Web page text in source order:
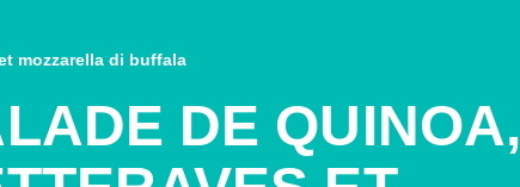
mozzarella di buffala
DE QUINOA,